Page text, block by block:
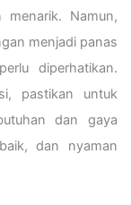
Namun,
menjadi panas
diperhatikan.
pastikan untuk
dan gaya
dan nyaman